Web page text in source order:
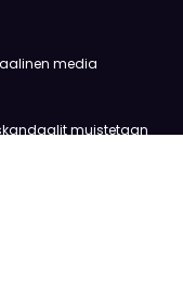
media
muistetaan